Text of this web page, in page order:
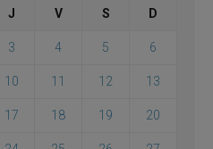
J V S D
3 4 5 6
10 11 12 13
17 18 19 20